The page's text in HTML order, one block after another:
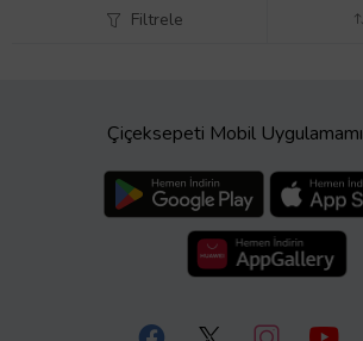
Filtrele
Çiçeksepeti Mobil